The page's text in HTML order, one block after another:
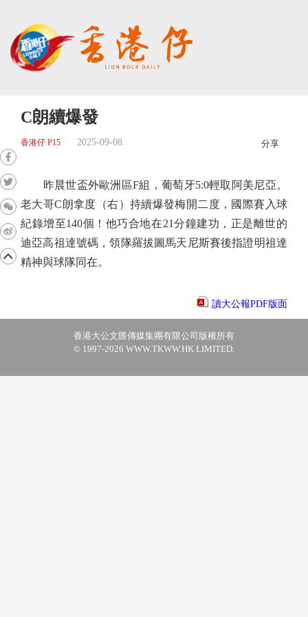
C朗續爆發
香港仔 P15 2025-09-08 分享
昨晨世盃外歐洲區F組，葡萄牙5:0輕取阿美尼亞。
老大哥C朗拿度（右）持續爆發梅開二度，國際賽入球
紀錄增至140個！他巧合地在21分鐘建功，正是離世的
迪亞高祖達號碼，領隊羅拔圖馬天尼斯賽後指證明祖達
精神與球隊同在。
讀大公報PDF版面
香港大公文匯傳媒集團有限公司版權所有
© 1997-2026 WWW.TKWW.HK LIMITED.